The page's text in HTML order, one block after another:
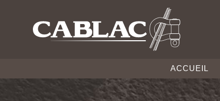
ACCUEIL